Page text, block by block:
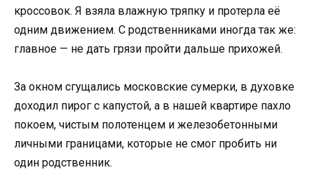
кроссовок. Я взяла влажную тряпку и протерла её
одним движением. С родственниками иногда так же:
главное — не дать грязи пройти дальше прихожей.
За окном сгущались московские сумерки, в духовке
доходил пирог с капустой, а в нашей квартире пахло
покоем, чистым полотенцем и железобетонными
личными границами, которые не смог пробить ни
один родственник.